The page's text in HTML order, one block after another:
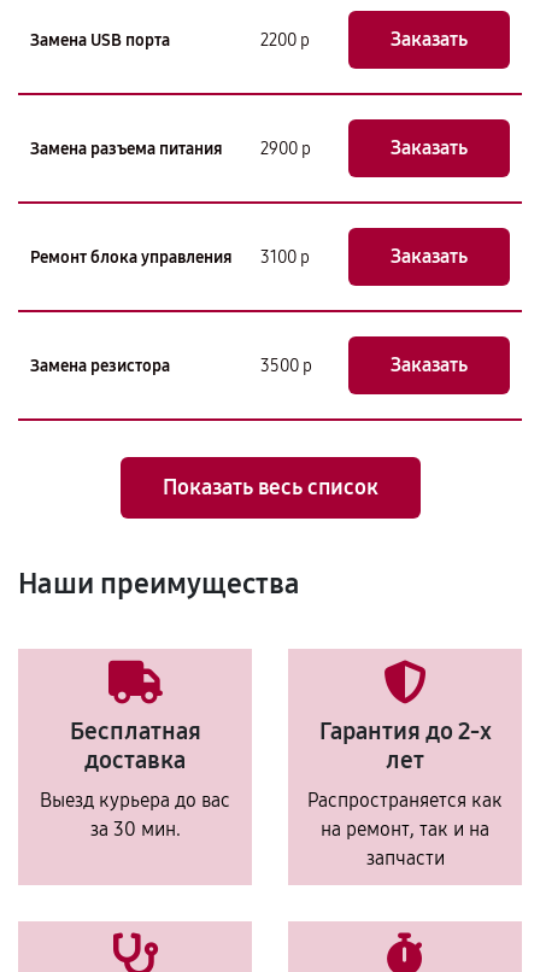
Замена USB порта 2200 р Заказать
Замена разъема питания 2900 р Заказать
Ремонт блока управления 3100 р Заказать
Замена резистора 3500 р Заказать
Показать весь список
Наши преимущества
Бесплатная
доставка
Выезд курьера до вас
за 30 мин.
Гарантия до 2-х
лет
Распространяется как
на ремонт, так и на
запчасти